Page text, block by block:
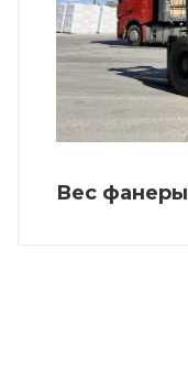
Вес фанеры